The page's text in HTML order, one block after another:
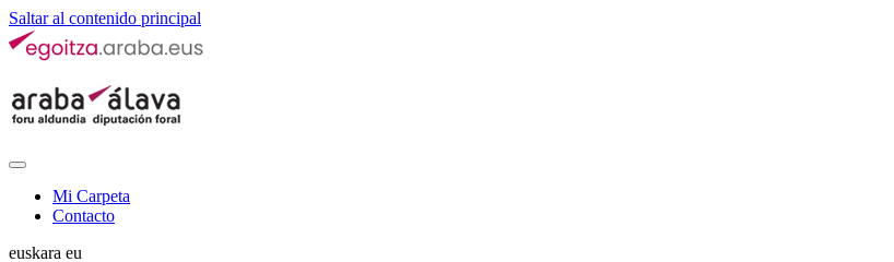
Saltar al contenido principal
Mi Carpeta
Contacto
euskara eu